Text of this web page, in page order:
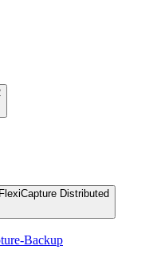
Distributed
Backup